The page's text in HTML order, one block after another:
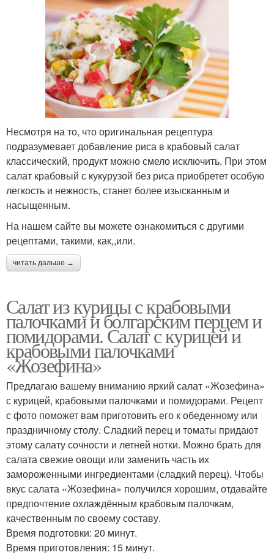
Несмотря на то, что оригинальная рецептура
подразумевает добавление риса в крабовый салат
классический, продукт можно смело исключить. При этом
салат крабовый с кукурузой без риса приобретет особую
легкость и нежность, станет более изысканным и
насыщенным.
На нашем сайте вы можете ознакомиться с другими
рецептами, такими, как,,или.
читать дальше →
Салат из курицы с крабовыми
палочками и болгарским перцем и
помидорами. Салат с курицей и
крабовыми палочками
«Жозефина»
Предлагаю вашему вниманию яркий салат «Жозефина»
с курицей, крабовыми палочками и помидорами. Рецепт
с фото поможет вам приготовить его к обеденному или
праздничному столу. Сладкий перец и томаты придают
этому салату сочности и летней нотки. Можно брать для
салата свежие овощи или заменить часть их
замороженными ингредиентами (сладкий перец). Чтобы
вкус салата «Жозефина» получился хорошим, отдавайте
предпочтение охлаждённым крабовым палочкам,
качественным по своему составу.
Время подготовки: 20 минут.
Время приготовления: 15 минут.